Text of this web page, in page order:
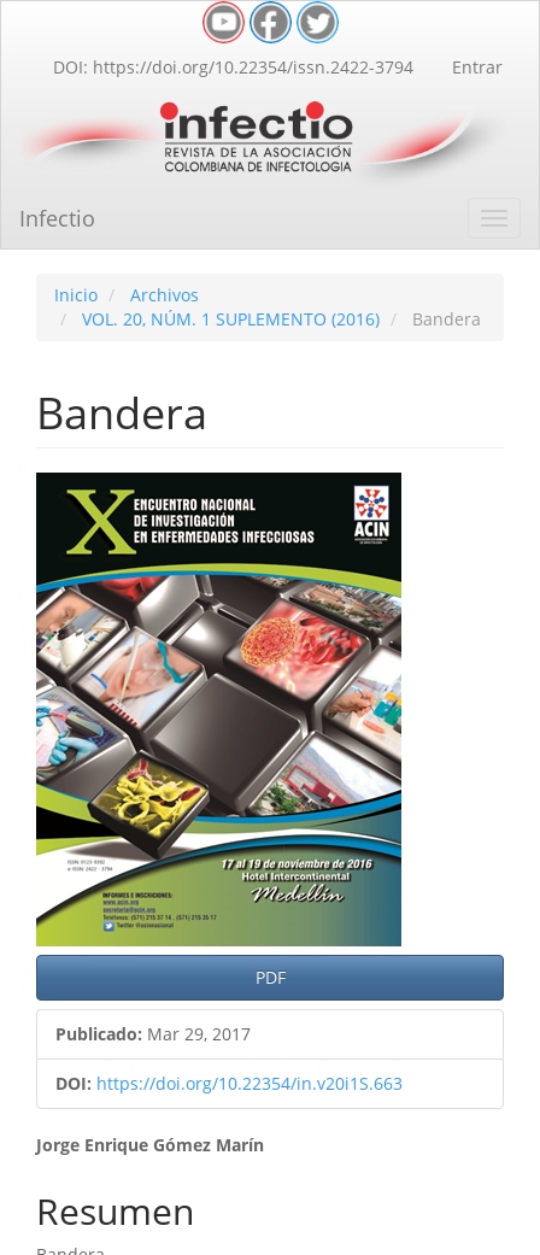
Contenido
principal
lateral
DOI: https://doi.org/10.22354/issn.2422-3794 Entrar
Infectio
Inicio
Archivos
VOL. 20, NÚM. 1 SUPLEMENTO (2016)
Bandera
Bandera
Barra
lateral
del
artículo
PDF
Publicado: Mar 29, 2017
DOI: https://doi.org/10.22354/in.v20i1S.663
Contenido
principal
del
Jorge Enrique Gómez Marín
Resumen